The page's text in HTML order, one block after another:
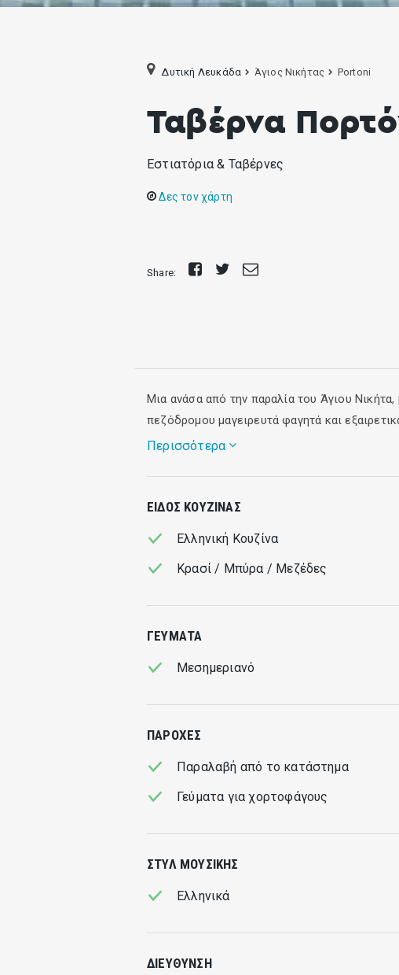
Δυτική Λευκάδα Άγιος Νικήτας Portoni
Ταβέρνα
Εστιατόρια & Ταβέρνες
Δες τον χάρτη
Share:
Share
TweetSend
E-
Μια ανάσα από την παραλία του Άγιου
πεζόδρομου μαγειρευτά φαγητά και
Περισσότερα
ΕΊΔΟΣ ΚΟΥΖΊΝΑΣ
Ελληνική Κουζίνα
Κρασί / Μπύρα / Μεζέδες
ΓΕΎΜΑΤΑ
Μεσημεριανό
ΠΑΡΟΧΈΣ
Παραλαβή από το κατάστημα
Γεύματα για χορτοφάγους
ΣΤΥΛ ΜΟΥΣΙΚΉΣ
Ελληνικά
ΔΙΕΎΘΥΝΣΗ